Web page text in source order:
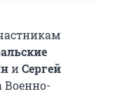
иСергей
Военно-